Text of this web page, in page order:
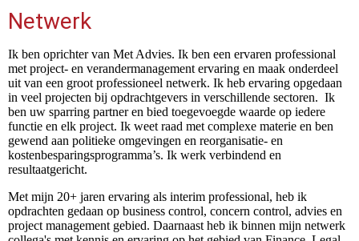
Netwerk
Ik ben oprichter van Met Advies. Ik ben een ervaren professional
met project- en verandermanagement ervaring en maak onderdeel
uit van een groot professioneel netwerk. Ik heb ervaring opgedaan
in veel projecten bij opdrachtgevers in verschillende sectoren. Ik
ben uw sparring partner en bied toegevoegde waarde op iedere
functie en elk project. Ik weet raad met complexe materie en ben
gewend aan politieke omgevingen en reorganisatie- en
kostenbesparingsprogramma’s. Ik werk verbindend en
resultaatgericht.
Met mijn 20+ jaren ervaring als interim professional, heb ik
opdrachten gedaan op business control, concern control, advies en
project management gebied. Daarnaast heb ik binnen mijn netwerk